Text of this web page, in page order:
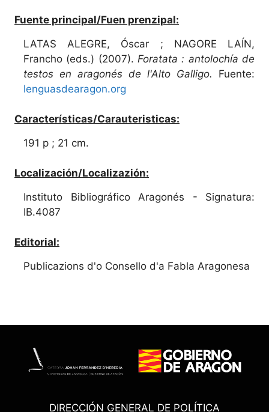
Fuente principal/Fuen prenzipal:
LATAS ALEGRE, Óscar ; NAGORE LAÍN,
Francho (eds.) (2007). Foratata : antolochía de
testos en aragonés de l'Alto Galligo. Fuente:
lenguasdearagon.org
Características/Carauteristicas:
191 p ; 21 cm.
Localización/Localizazión:
Instituto Bibliográfico Aragonés - Signatura:
IB.4087
Editorial:
Publicazions d'o Consello d'a Fabla Aragonesa
DIRECCIÓN GENERAL DE POLÍTICA